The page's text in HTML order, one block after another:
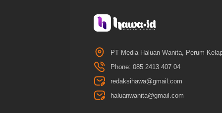
PT Media Haluan Wanita, Perum
Phone: 085 2413 407 04
redaksihawa@gmail.com
haluanwanita@gmail.com